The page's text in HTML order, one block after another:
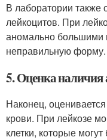
В лаборатории также
лейкоцитов. При
аномально большими
неправильную форму.
5. Оценка
Наконец,
крови. При лейкозе
клетки, которые